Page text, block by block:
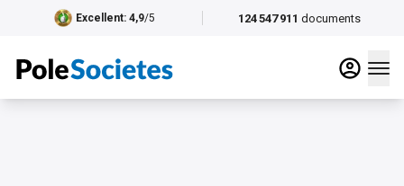
124 547 911 documents
Excellent: 4,9/5